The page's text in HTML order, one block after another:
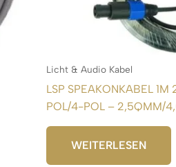
Licht & Audio Kabel
LSP SPEAKONKABEL 1M
POL/4-POL – 2,5QMM/
WEITERLESEN